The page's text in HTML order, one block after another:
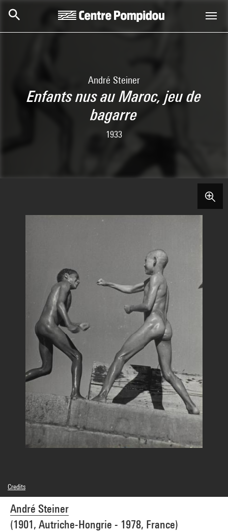
André Steiner
Enfants nus au Maroc, jeu de
bagarre
1933
André Steiner
(1901, Autriche-Hongrie - 1978, France)
Credits
© André Steiner
Photo credits : Centre Pompidou, MNAM-CCI/Philippe Migeat/Dist. GrandPalaisRmn
Image reference : 4N66099
Image presentation :GrandPalaisRmnPhoto